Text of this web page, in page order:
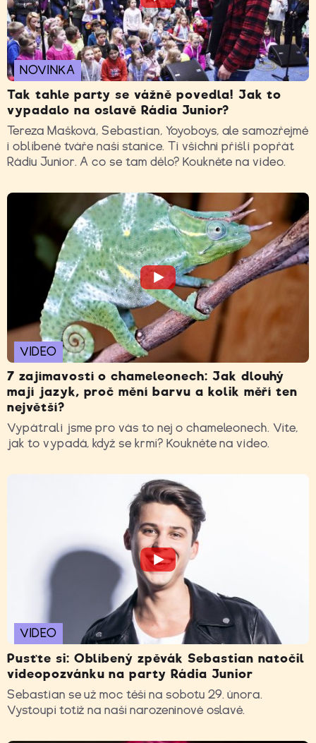
NOVINKA
Tak tahle party se vážně povedla! Jak to
vypadalo na oslavě Rádia Junior?
Tereza Mašková, Sebastian, Yoyoboys, ale samozřejmě
i oblíbené tváře naší stanice. Ti všichni přišli popřát
Rádiu Junior. A co se tam dělo? Koukněte na video.
VIDEO
7 zajímavostí o chameleonech: Jak dlouhý
mají jazyk, proč mění barvu a kolik měří ten
největší?
Vypátrali jsme pro vás to nej o chameleonech. Víte,
jak to vypadá, když se krmí? Koukněte na video.
VIDEO
Pusťte si: Oblíbený zpěvák Sebastian natočil
videopozvánku na party Rádia Junior
Sebastian se už moc těší na sobotu 29. února.
Vystoupí totiž na naší narozeninové oslavě.